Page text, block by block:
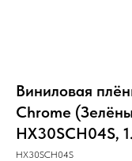
Виниловая
Chrome
HX30SCH04S,
HX30SCH04S